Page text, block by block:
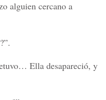
alguien cercano a
Ella desapareció, y